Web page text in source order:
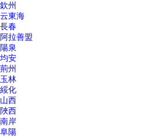
欽州
云東海
長春
阿拉善盟
陽泉
均安
荊州
玉林
綏化
山西
陜西
南岸
阜陽